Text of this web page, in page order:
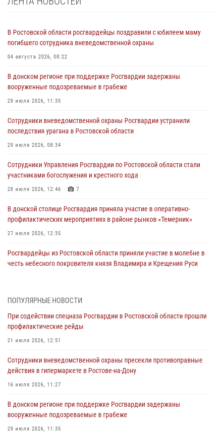
В Ростовской области росгвардейцы поздравили с юбилеем маму
погибшего сотрудника вневедомственной охраны
04 августа 2026, 08:22
В донском регионе при поддержке Росгвардии задержаны
вооруженные подозреваемые в грабеже
29 июля 2026, 11:35
Сотрудники вневедомственной охраны Росгвардии устранили
последствия урагана в Ростовской области
29 июля 2026, 08:34
Сотрудники Управления Росгвардии по Ростовской области стали
участниками богослужения и крестного хода
28 июля 2026, 12:46 7
В донской столице Росгвардия приняла участие в оперативно-
профилактических мероприятиях в районе рынков «Темерник»
27 июля 2026, 12:35
Росгвардейцы из Ростовской области приняли участие в молебне в
честь небесного покровителя князя Владимира и Крещения Руси
При содействии спецназа Росгвардии в Ростовской области прошли
21 июля 2026, 12:51
В Ростовской области экипаж вневедомственной охраны задержал
17 июля 2026, 07:24
Сотрудники вневедомственной охраны пресекли противоправные
16 июля 2026, 11:27
Конкурс профессионального мастерства взрывотехников прошел в
ПОПУЛЯРНЫЕ НОВОСТИ
При содействии спецназа Росгвардии в Ростовской области прошли
профилактические рейды
21 июля 2026, 12:51
Сотрудники вневедомственной охраны пресекли противоправные
действия в гипермаркете в Ростове-на-Дону
16 июля 2026, 11:27
В донском регионе при поддержке Росгвардии задержаны
вооруженные подозреваемые в грабеже
29 июля 2026, 11:35